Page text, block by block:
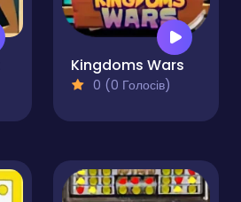
Kingdoms Wars
0 (0 Голосів)